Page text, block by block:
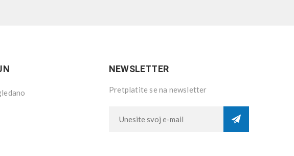
NEWSLETTER
Pretplatite se na newsletter